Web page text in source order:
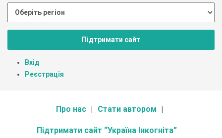
Підтримати сайт
Вхід
Реєстрація
Про нас Стати автором
Підтримати сайт “Україна Інкогніта”